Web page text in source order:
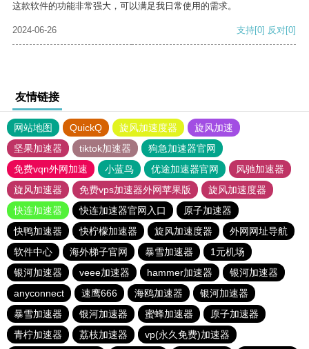
这款软件的功能非常强大，可以满足我日常使用的需求。
2024-06-26 支持[0] 反对[0]
友情链接
网站地图 QuickQ 旋风加速度器
旋风加速
坚果加速器
tiktok加速器
狗急加速器官网
免费vqn外网加速
小蓝鸟 优途加速器官网
风驰加速器
旋风加速器
免费vps加速器外网苹果版
旋风加速度器
快连加速器
快连加速器官网入口
原子加速器
快鸭加速器
快柠檬加速器 旋风加速度器
外网网址导航
软件中心
海外梯子官网 暴雪加速器
1元机场
银河加速器
veee加速器 hammer加速器
银河加速器
anyconnect
速鹰666 海鸥加速器
银河加速器
暴雪加速器
银河加速器 蜜蜂加速器
原子加速器
青柠加速器
荔枝加速器
vp(永久免费)加速器